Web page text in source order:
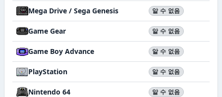
Mega Drive / Sega Genesis 알 수 없음
Game Gear 알 수 없음
Game Boy Advance 알 수 없음
PlayStation 알 수 없음
Nintendo 64 알 수 없음